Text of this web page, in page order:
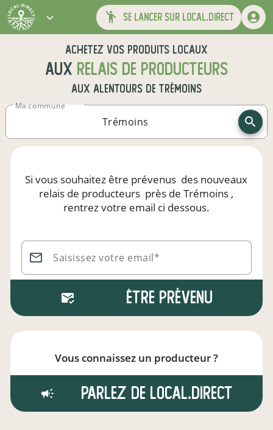
se lancer sur local.direct
Achetez vos produits locaux
aux relais de producteurs
aux alentours de Trémoins
Ma commune
Si vous souhaitez être prévenus des nouveaux
relais de producteurs près de Trémoins ,
rentrez votre email ci dessous.
Saisissez votre email*
Être prévenu
Vous connaissez un producteur ?
Parlez de local.direct